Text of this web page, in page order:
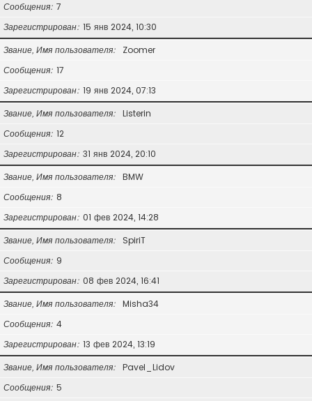
Сообщения 7
Зарегистрирован 15 янв 2024, 10:30
Звание, Имя пользователя
Zoomer
Сообщения 17
Зарегистрирован 19 янв 2024, 07:13
Звание, Имя пользователя
Listerin
Сообщения 12
Зарегистрирован 31 янв 2024, 20:10
Звание, Имя пользователя
BMW
Сообщения 8
Зарегистрирован 01 фев 2024, 14:28
Звание, Имя пользователя
SpiriT
Сообщения 9
Зарегистрирован 08 фев 2024, 16:41
Звание, Имя пользователя
Misha34
Сообщения 4
Зарегистрирован 13 фев 2024, 13:19
Звание, Имя пользователя
Pavel_Lidov
Сообщения 5